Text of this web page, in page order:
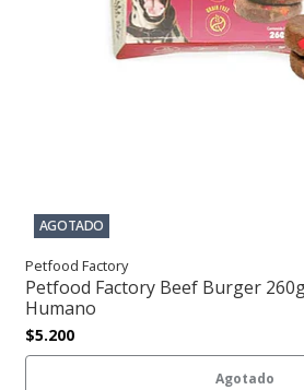
AGOTADO
Petfood Factory
Petfood Factory Beef Burger
Humano
$5.200
Agotado